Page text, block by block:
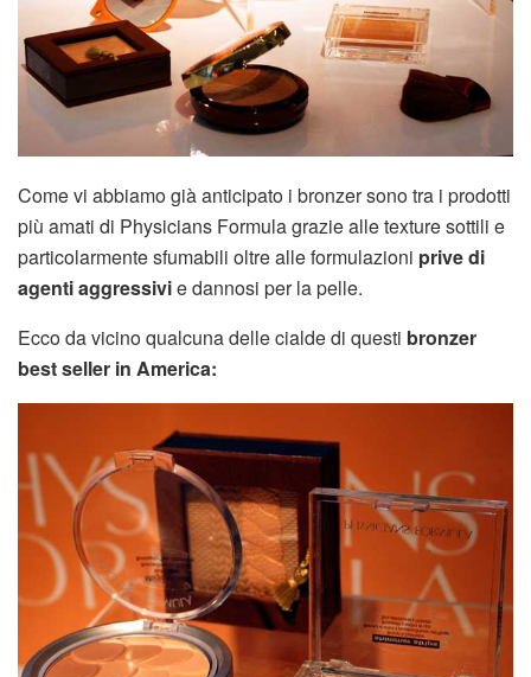
Come vi abbiamo già anticipato i bronzer sono tra i prodotti
più amati di Physicians Formula grazie alle texture sottili e
particolarmente sfumabili oltre alle formulazioni prive di
agenti aggressivie dannosi per la pelle.
Ecco da vicino qualcuna delle cialde di questi bronzer
best seller in America: